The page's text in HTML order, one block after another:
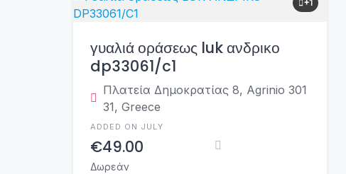
+1
γυαλιά οράσεως luk ανδρικο
dp33061/c1
Πλατεία Δημοκρατίας 8, Agrinio 301
31, Greece
ADDED ON JULY
€49.00
Δωρεάν